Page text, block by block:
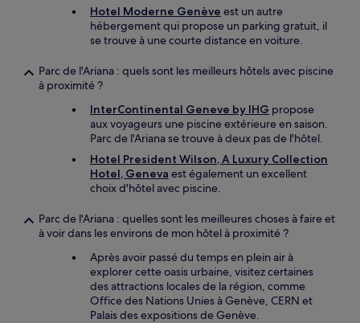
Hotel Moderne Genève est un autre
hébergement qui propose un parking gratuit, il
se trouve à une courte distance en voiture.
Parc de l'Ariana : quels sont les meilleurs hôtels avec piscine
à proximité ?
InterContinental Geneve by IHG propose
aux voyageurs une piscine extérieure en saison.
Parc de l'Ariana se trouve à deux pas de l'hôtel.
Hotel President Wilson, A Luxury Collection
Hotel, Geneva est également un excellent
choix d'hôtel avec piscine.
Parc de l'Ariana : quelles sont les meilleures choses à faire et
à voir dans les environs de mon hôtel à proximité ?
Après avoir passé du temps en plein air à
explorer cette oasis urbaine, visitez certaines
des attractions locales de la région, comme
Office des Nations Unies à Genève, CERN et
Palais des expositions de Genève.